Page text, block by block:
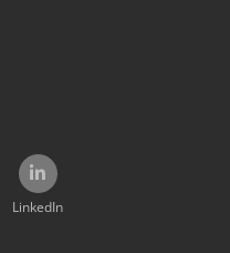
LinkedIn